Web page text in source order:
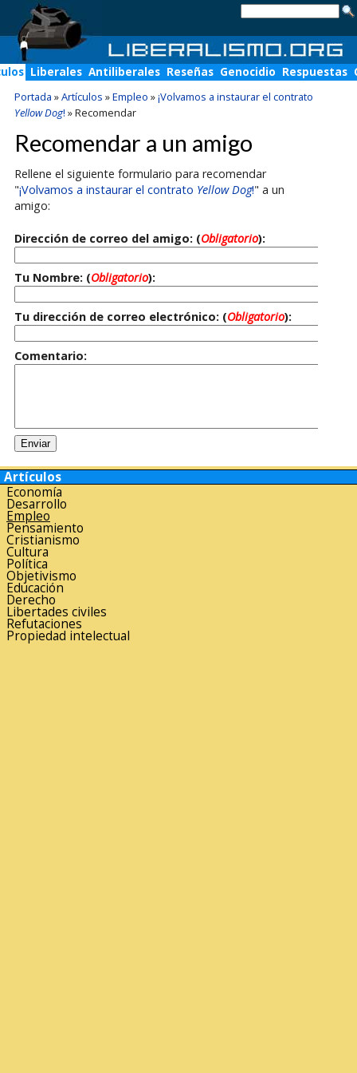
Liberales Antiliberales Reseñas Genocidio Respuestas
Portada »Artículos »Empleo »¡Volvamos a instaurar el contrato
Yellow Dog! »Recomendar
Recomendar a un amigo
Rellene el siguiente formulario para recomendar
"¡Volvamos a instaurar el contrato Yellow Dog!" a un
amigo:
Dirección de correo del amigo: (Obligatorio):
Tu Nombre: (Obligatorio):
Tu dirección de correo electrónico: (Obligatorio):
Comentario:
Artículos
Economía
Desarrollo
Empleo
Pensamiento
Cristianismo
Cultura
Política
Objetivismo
Educación
Derecho
Libertades civiles
Refutaciones
Propiedad intelectual